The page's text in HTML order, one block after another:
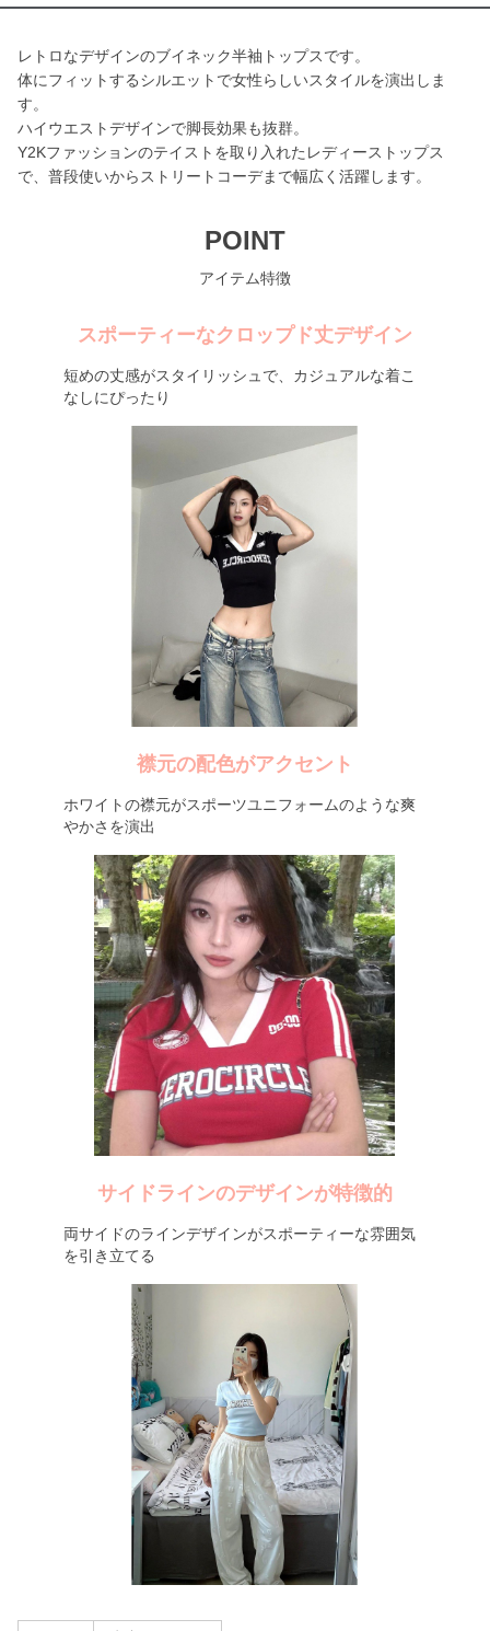
レトロなデザインのブイネック半袖トップスです。
体にフィットするシルエットで女性らしいスタイルを演出しま
す。
ハイウエストデザインで脚長効果も抜群。
Y2Kファッションのテイストを取り入れたレディーストップス
で、普段使いからストリートコーデまで幅広く活躍します。
POINT
アイテム特徴
スポーティーなクロップド丈デザイン
短めの丈感がスタイリッシュで、カジュアルな着こ
なしにぴったり
襟元の配色がアクセント
ホワイトの襟元がスポーツユニフォームのような爽
やかさを演出
サイドラインのデザインが特徴的
両サイドのラインデザインがスポーティーな雰囲気
を引き立てる